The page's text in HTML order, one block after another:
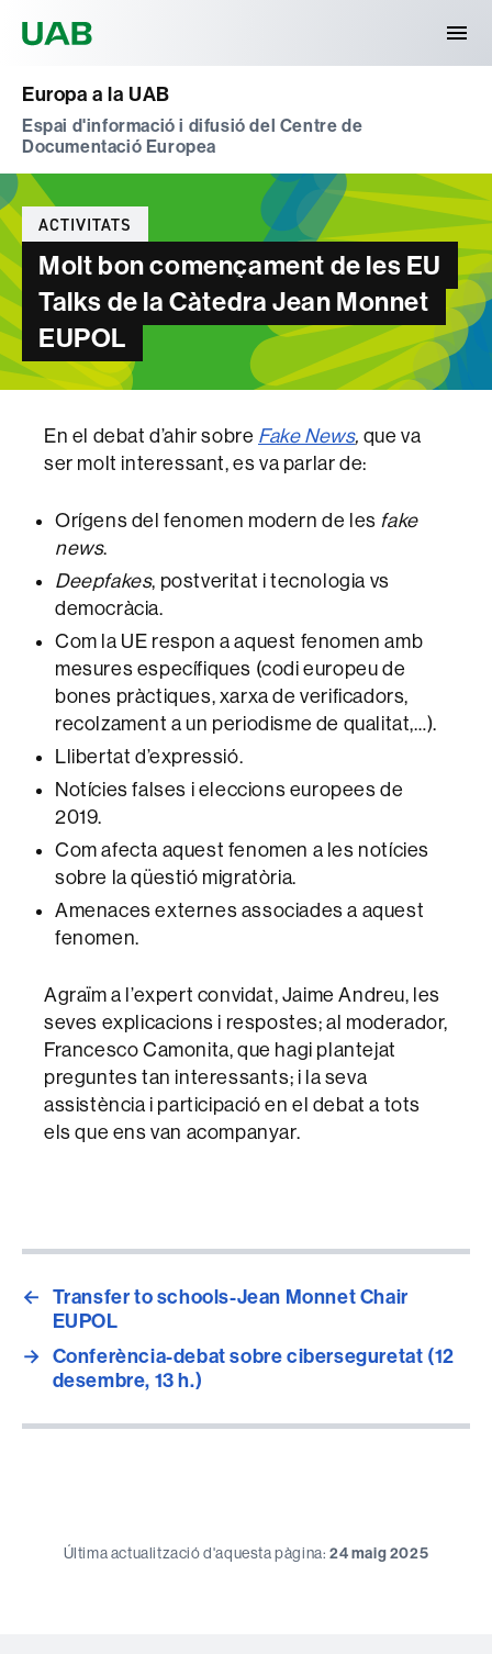
Europa a la UAB
Espai d'informació i difusió del Centre de
Documentació Europea
Categories
ACTIVITATS
Molt bon començament de les EU
Talks de la Càtedra Jean Monnet
EUPOL
En el debat d’ahir sobre Fake News, que va
ser molt interessant, es va parlar de:
Orígens del fenomen modern de les fake
news.
Deepfakes, postveritat i tecnologia vs
democràcia.
Com la UE respon a aquest fenomen amb
mesures específiques (codi europeu de
bones pràctiques, xarxa de verificadors,
recolzament a un periodisme de qualitat,…).
Llibertat d’expressió.
Notícies falses i eleccions europees de
2019.
Com afecta aquest fenomen a les notícies
sobre la qüestió migratòria.
Amenaces externes associades a aquest
fenomen.
Agraïm a l’expert convidat, Jaime Andreu, les
seves explicacions i respostes; al moderador,
Francesco Camonita, que hagi plantejat
preguntes tan interessants; i la seva
assistència i participació en el debat a tots
els que ens van acompanyar.
← Transfer to schools-Jean Monnet Chair
EUPOL
→ Conferència-debat sobre ciberseguretat (12
desembre, 13 h.)
Última actualització d'aquesta pàgina:24 maig 2025